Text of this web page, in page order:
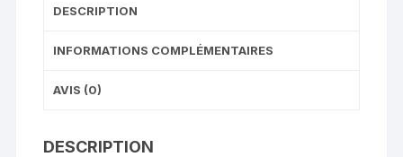
DESCRIPTION
INFORMATIONS COMPLÉMENTAIRES
AVIS (0)
DESCRIPTION